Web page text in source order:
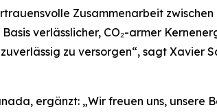
Zusammenarbeit
verlässlicher, CO₂-armer
zu versorgen“, sagt Xavier
ergänzt: „Wir freuen uns,